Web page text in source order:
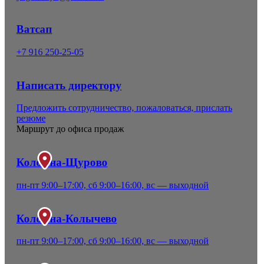
Ватсап
+7 916 250-25-05
Написать директору
Предложить сотрудничество, пожаловаться, прислать
резюме
Маршрут до офиса продаж
Коломна-Щурово
пн-пт 9:00–17:00, сб 9:00–16:00, вс — выходной
Коломна-Колычево
пн-пт 9:00–17:00, сб 9:00–16:00, вс — выходной